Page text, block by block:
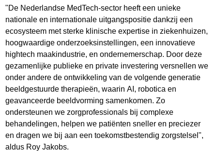
"De Nederlandse MedTech-sector heeft een unieke
nationale en internationale uitgangspositie dankzij een
ecosysteem met sterke klinische expertise in ziekenhuizen,
hoogwaardige onderzoeksinstellingen, een innovatieve
hightech maakindustrie, en ondernemerschap. Door deze
gezamenlijke publieke en private investering versnellen we
onder andere de ontwikkeling van de volgende generatie
beeldgestuurde therapieën, waarin AI, robotica en
geavanceerde beeldvorming samenkomen. Zo
ondersteunen we zorgprofessionals bij complexe
behandelingen, helpen we patiënten sneller en preciezer
en dragen we bij aan een toekomstbestendig zorgstelsel",
aldus Roy Jakobs.